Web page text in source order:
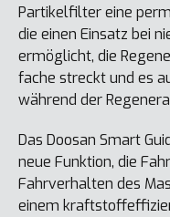
Partikelfilter eine
die einen Einsatz bei
ermöglicht, die
fache streckt und es
während der
Das Doosan Smart
neue Funktion, die
Fahrverhalten des
einem